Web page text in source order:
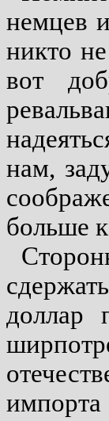
немцев
никто
вот
нам,
больше
доллар